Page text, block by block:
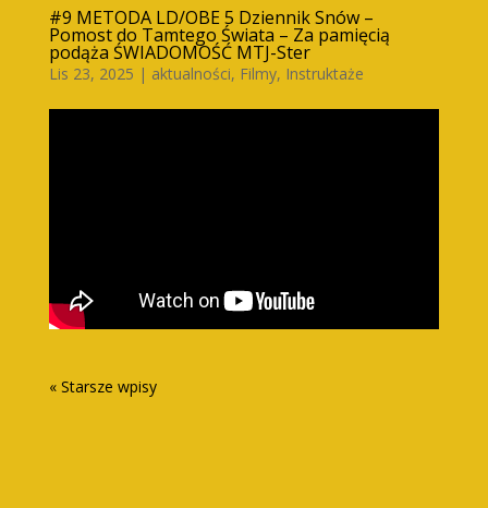
#9 METODA LD/OBE 5 Dziennik Snów –
Pomost do Tamtego Świata – Za pamięcią
podąża ŚWIADOMOŚĆ MTJ-Ster
Lis 23, 2025 | aktualności, Filmy, Instruktaże
« Starsze wpisy